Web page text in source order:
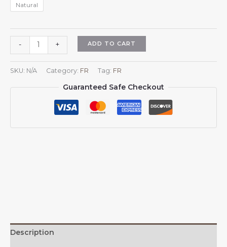
Natural
-
Casquette
de
baseball
belge
avec
hommes.
quantity
+ ADD TO CART
SKU: N/A Category: FR Tag: FR
Guaranteed Safe Checkout
Description